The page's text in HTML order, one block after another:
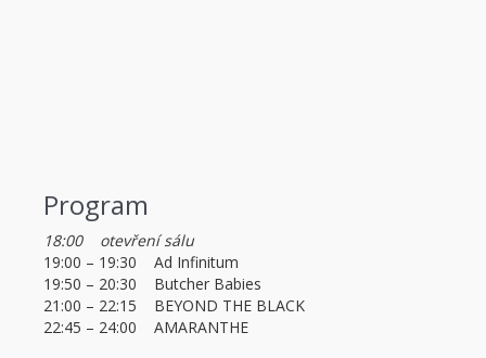
Program
18:00 otevření sálu
19:00 – 19:30 Ad Infinitum
19:50 – 20:30 Butcher Babies
21:00 – 22:15 BEYOND THE BLACK
22:45 – 24:00 AMARANTHE